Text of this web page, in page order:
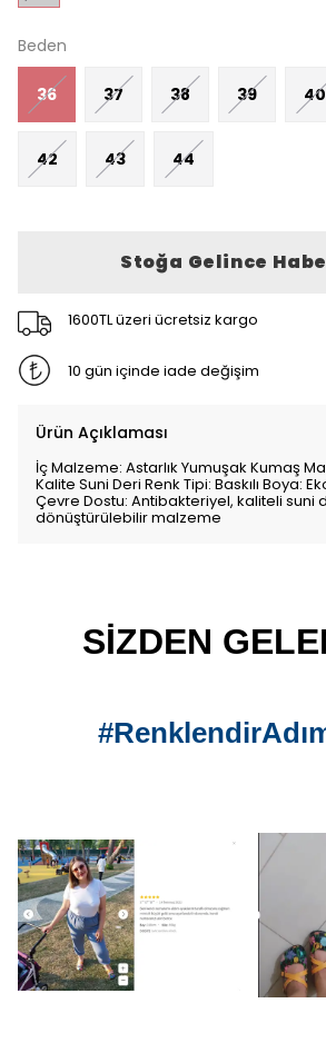
Beden
36 37 38 39 40
42 43 44
Stoğa Gelince
1600TL üzeri ücretsiz kargo
10 gün içinde iade değişim
Ürün Açıklaması
İç Malzeme: Astarlık Yumuşak Kumaş
Kalite Suni Deri Renk Tipi: Baskılı Boya:
Çevre Dostu: Antibakteriyel, kaliteli suni
dönüştürülebilir malzeme
SİZDEN